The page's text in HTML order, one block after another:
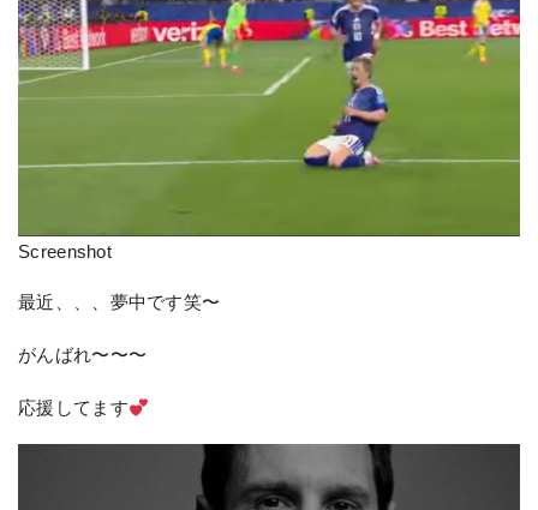
Screenshot
最近、、、夢中です笑〜
がんばれ〜〜〜
応援してます